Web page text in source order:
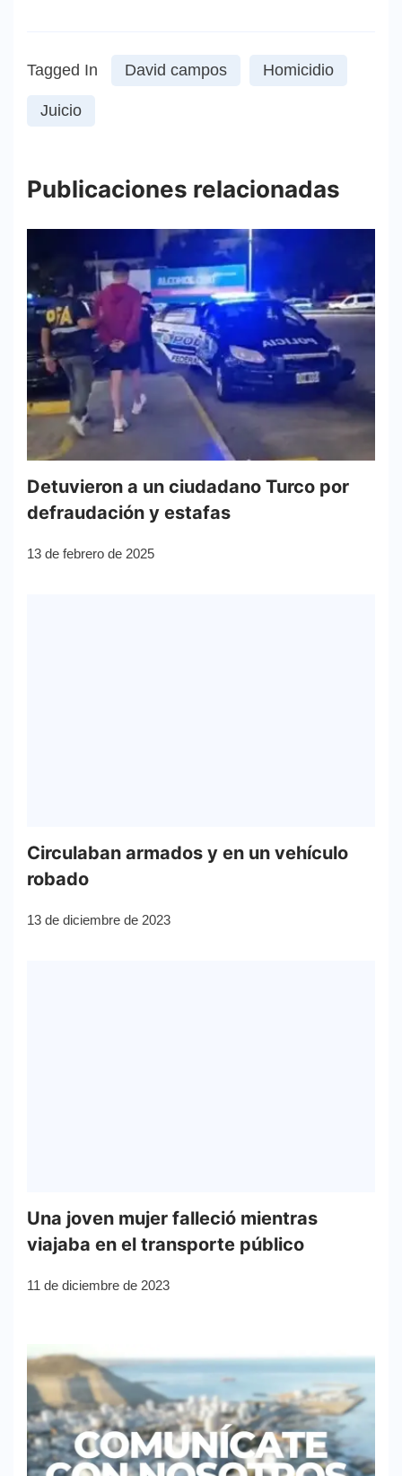
Tagged In David campos Homicidio
Juicio
Publicaciones relacionadas
Detuvieron a un ciudadano Turco por
defraudación y estafas
13 de febrero de 2025
Circulaban armados y en un vehículo
robado
13 de diciembre de 2023
Una joven mujer falleció mientras
viajaba en el transporte público
11 de diciembre de 2023